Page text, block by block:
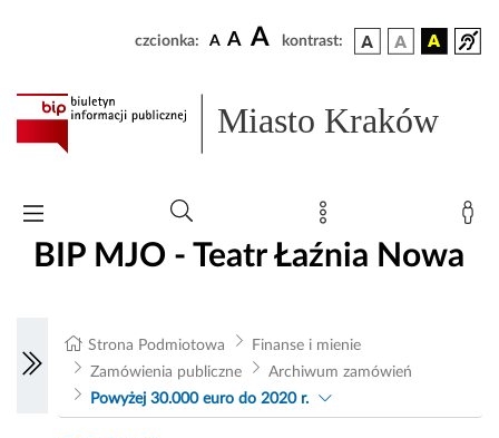
czcionka: A A A kontrast:
Miasto Kraków
BIP MJO - Teatr Łaźnia Nowa
Strona Podmiotowa
Finanse i mienie
Zamówienia publiczne
Archiwum zamówień
Powyżej 30.000 euro do 2020 r.